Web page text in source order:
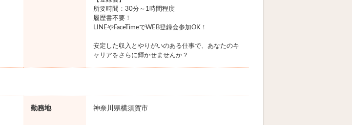
所要時間：30分～1時間程度
履歴書不要！
LINEやFaceTimeでWEB登録会参加OK！
安定した収入とやりがいのある仕事で、あなたのキ
ャリアをさらに輝かせませんか？
勤務地 神奈川県横須賀市